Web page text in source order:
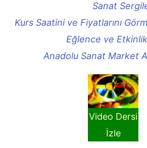
Sanat
Kurs Saatini ve Fiyatlarını
Eğlence ve
Anadolu Sanat Market
Video Dersi
İzle